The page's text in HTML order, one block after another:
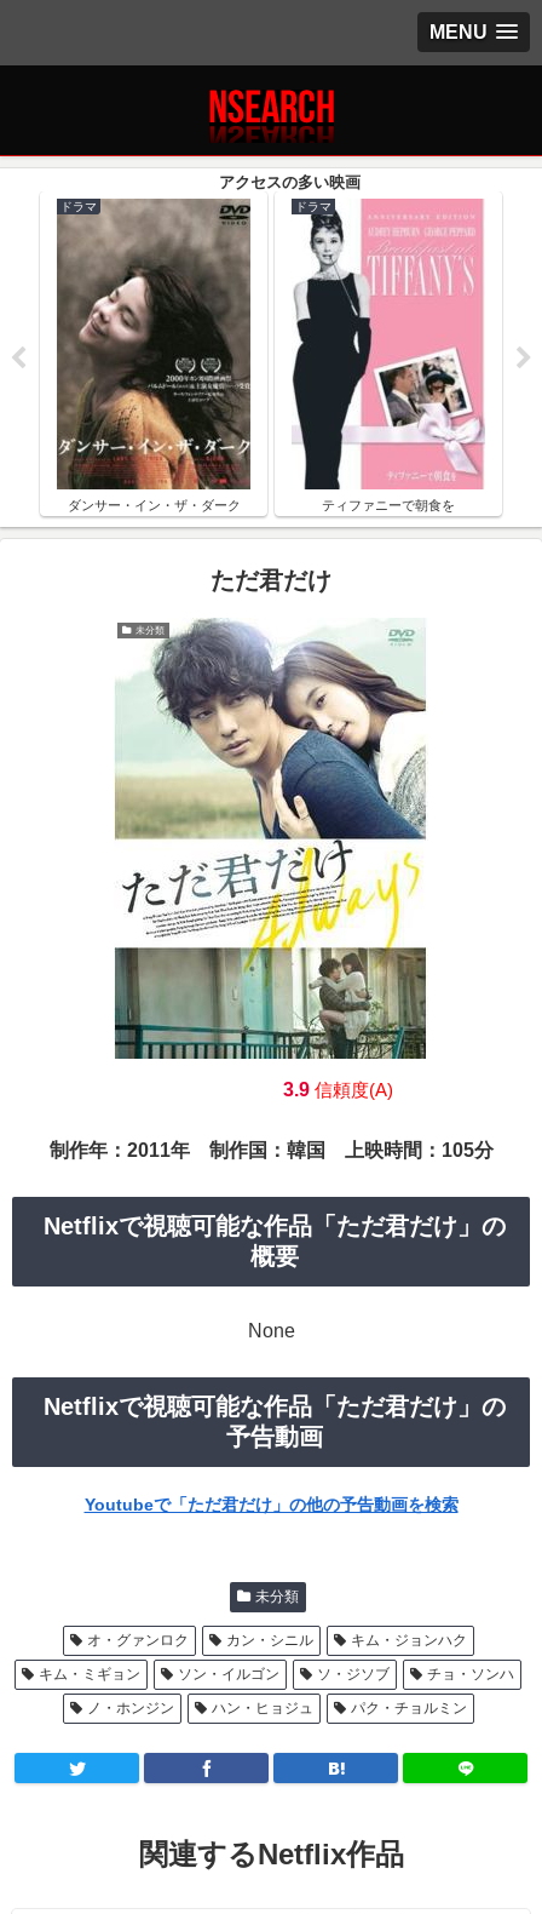
MENU
ドラマ
ダンサー・イン・ザ・ダーク
ドラマ
ティファニーで朝食を
ただ君だけ
未分類
3.9信頼度(A)
制作年：2011年 制作国：韓国 上映時間：105分
Netflixで視聴可能な作品「ただ君だけ」の
概要
None
Netflixで視聴可能な作品「ただ君だけ」の
予告動画
Youtubeで「ただ君だけ」の他の予告動画を検索
未分類
オ・グァンロク カン・シニル
キム・ジョンハク
キム・ミギョン
ソン・イルゴン ソ・ジソブ
チョ・ソンハ
ノ・ホンジン
ハン・ヒョジュ パク・チョルミン
関連するNetflix作品